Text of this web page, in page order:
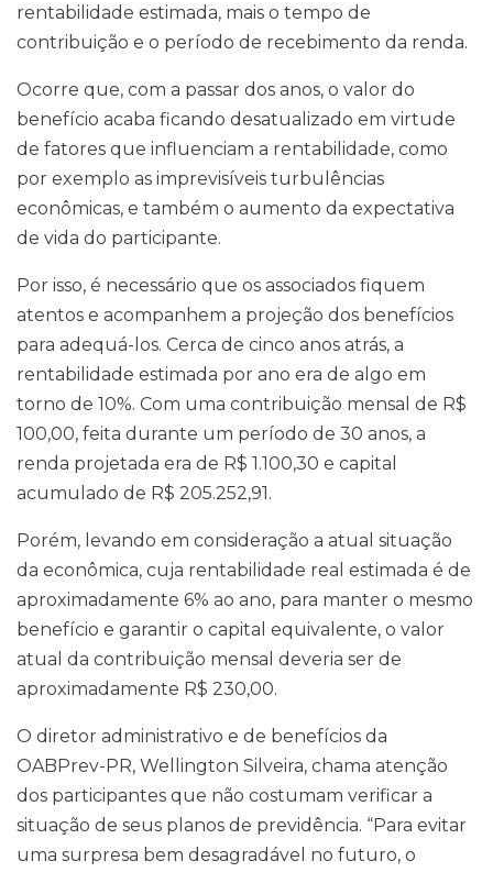
rentabilidade estimada, mais o tempo de
contribuição e o período de recebimento da renda.
Ocorre que, com a passar dos anos, o valor do
benefício acaba ficando desatualizado em virtude
de fatores que influenciam a rentabilidade, como
por exemplo as imprevisíveis turbulências
econômicas, e também o aumento da expectativa
de vida do participante.
Por isso, é necessário que os associados fiquem
atentos e acompanhem a projeção dos benefícios
para adequá-los. Cerca de cinco anos atrás, a
rentabilidade estimada por ano era de algo em
torno de 10%. Com uma contribuição mensal de R$
100,00, feita durante um período de 30 anos, a
renda projetada era de R$ 1.100,30 e capital
acumulado de R$ 205.252,91.
Porém, levando em consideração a atual situação
da econômica, cuja rentabilidade real estimada é de
aproximadamente 6% ao ano, para manter o mesmo
benefício e garantir o capital equivalente, o valor
atual da contribuição mensal deveria ser de
aproximadamente R$ 230,00.
O diretor administrativo e de benefícios da
OABPrev-PR, Wellington Silveira, chama atenção
dos participantes que não costumam verificar a
situação de seus planos de previdência. “Para evitar
uma surpresa bem desagradável no futuro, o